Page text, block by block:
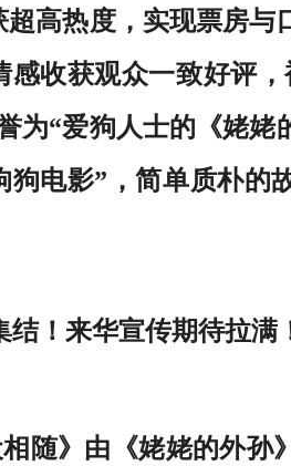
高热度，实现票房与
感收获观众一致好评
为“爱狗人士的《姥姥
狗电影”，简单质朴的
结！来华宣传期待拉满
随》由《姥姥的外孙